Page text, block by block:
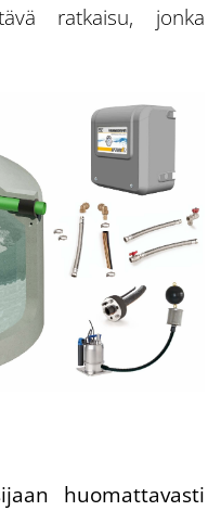
ratkaisu, jonka
huomattavasti